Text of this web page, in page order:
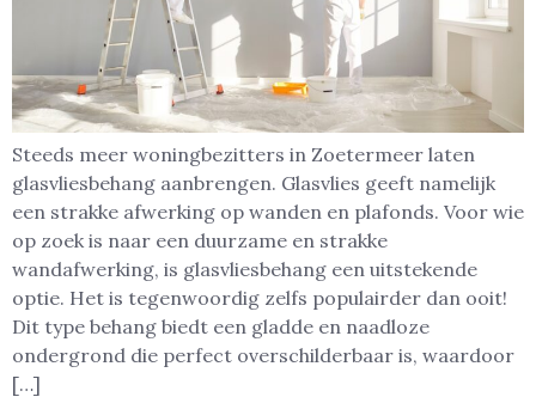
Steeds meer woningbezitters in Zoetermeer laten
glasvliesbehang aanbrengen. Glasvlies geeft namelijk
een strakke afwerking op wanden en plafonds. Voor wie
op zoek is naar een duurzame en strakke
wandafwerking, is glasvliesbehang een uitstekende
optie. Het is tegenwoordig zelfs populairder dan ooit!
Dit type behang biedt een gladde en naadloze
ondergrond die perfect overschilderbaar is, waardoor
[…]